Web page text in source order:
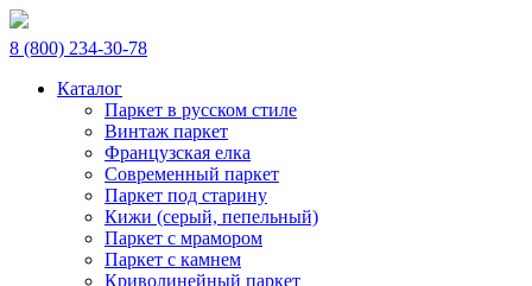
8 (800) 234-30-78
Каталог
Паркет в русском стиле
Винтаж паркет
Французская елка
Современный паркет
Паркет под старину
Кижи (серый, пепельный)
Паркет с мрамором
Паркет с камнем
Криволинейный паркет